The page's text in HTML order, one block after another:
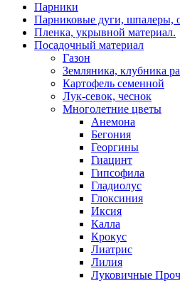
Парники
Парниковые дуги, шпалеры,
Пленка, укрывной материал.
Посадочный материал
Газон
Земляника, клубника
Картофель семенной
Лук-севок, чеснок
Многолетние цветы
Анемона
Бегония
Георгины
Гиацинт
Гипсофила
Гладиолус
Глоксиния
Иксия
Калла
Крокус
Лиатрис
Лилия
Луковичные